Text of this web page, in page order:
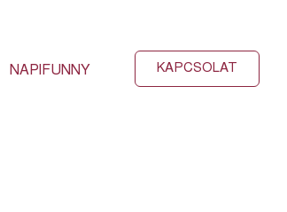
NAPIFUNNY KAPCSOLAT